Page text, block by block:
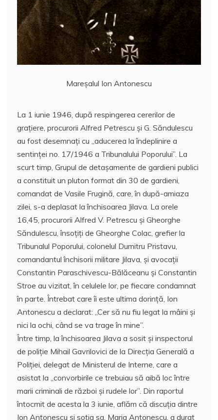
Mareșalul Ion Antonescu
La 1 iunie 1946, după respingerea cererilor de
graţiere, procurorii Alfred Petrescu şi G. Săndulescu
au fost desemnaţi cu ,,aducerea la îndeplinire a
sentinţei no. 17/1946 a Tribunalului Poporului”. La
scurt timp, Grupul de detaşamente de gardieni publici
a constituit un pluton format din 30 de gardieni,
comandat de Vasile Frugină, care, în după-amiaza
zilei, s-a deplasat la închisoarea Jilava. La orele
16,45, procurorii Alfred V. Petrescu şi Gheorghe
Săndulescu, însoţiţi de Gheorghe Colac, grefier la
Tribunalul Poporului, colonelul Dumitru Pristavu,
comandantul închisorii militare Jilava, şi avocaţii
Constantin Paraschivescu-Bălăceanu şi Constantin
Stroe au vizitat, în celulele lor, pe fiecare condamnat
în parte. Întrebat care îi este ultima dorinţă, Ion
Antonescu a declarat: ,,Cer să nu fiu legat la mâini şi
nici la ochi, când se va trage în mine”.
Între timp, la închisoarea Jilava a sosit şi inspectorul
de poliţie Mihail Gavrilovici de la Direcţia Generală a
Poliţiei, delegat de Ministerul de Interne, care a
asistat la ,,convorbirile ce trebuiau să aibă loc între
marii criminali de război şi rudele lor”. Din raportul
întocmit de acesta la 3 iunie, aflăm că discuţia dintre
Ion Antonescu şi soţia sa, Maria Antonescu, a durat